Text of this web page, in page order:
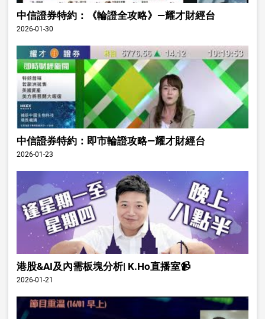
中信證券特約：《輪證全攻略》—耀才財經台
2026-01-30
中信證券特約：即市輪證攻略—耀才財經台
2026-01-23
港股&AI及內需板塊分析| K.Ho直播室📹
2026-01-21